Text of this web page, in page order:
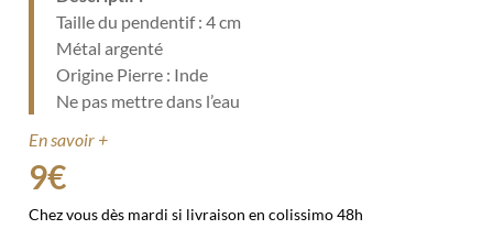
Taille du pendentif : 4 cm
Métal argenté
Origine Pierre : Inde
Ne pas mettre dans l’eau
En savoir +
9€
Chez vous dès mardi si livraison en colissimo 48h